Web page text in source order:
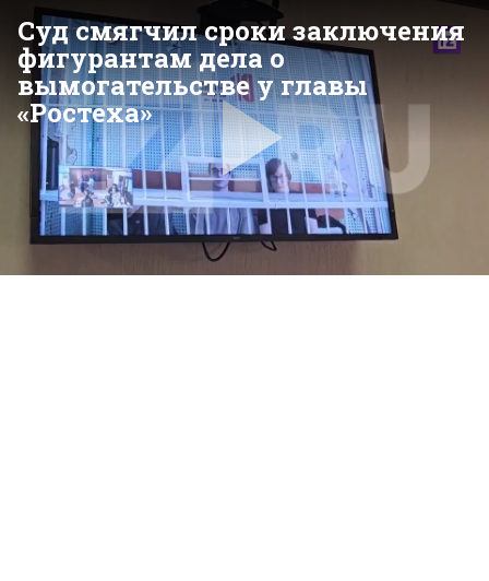
Суд смягчил сроки заключения
фигурантам дела о
вымогательстве у главы
«Ростеха»